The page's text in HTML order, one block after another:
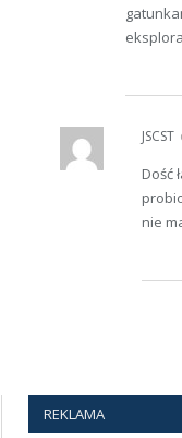
JSCST
Dość
nie
REKLAMA